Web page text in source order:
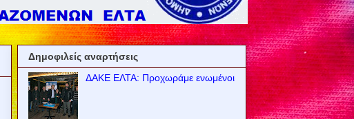
Δημοφιλείς αναρτήσεις
ΔΑΚΕ ΕΛΤΑ: Προχωράμε ενωμένοι